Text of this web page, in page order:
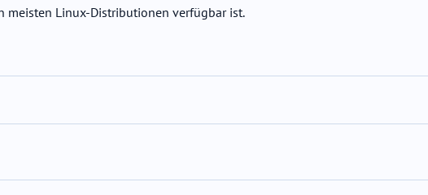
meisten Linux-Distributionen verfügbar ist.